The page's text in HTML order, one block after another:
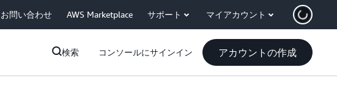
お問い合わせ AWS Marketplace サポート マイアカウント
検索 コンソールにサインイン アカウントの作成